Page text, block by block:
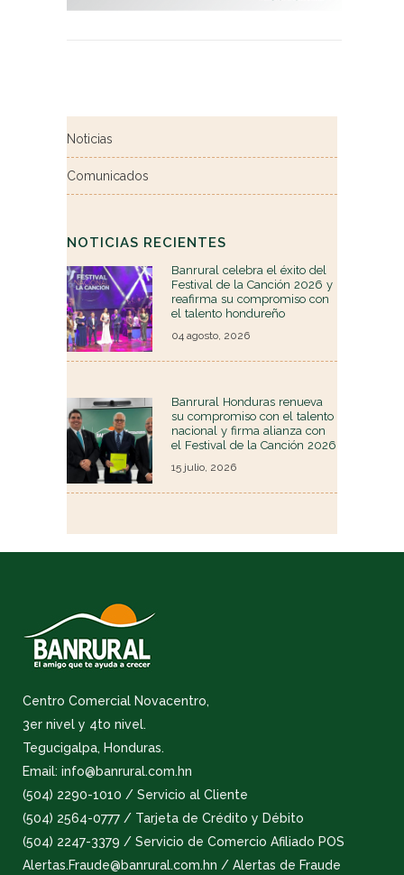
Noticias
Comunicados
NOTICIAS RECIENTES
Banrural celebra el éxito del
Festival de la Canción 2026 y
reafirma su compromiso con
el talento hondureño
04 agosto, 2026
Banrural Honduras renueva
su compromiso con el talento
nacional y firma alianza con
el Festival de la Canción 2026
15 julio, 2026
Centro Comercial Novacentro,
3er nivel y 4to nivel.
Tegucigalpa, Honduras.
Email: info@banrural.com.hn
(504) 2290-1010 / Servicio al Cliente
(504) 2564-0777 / Tarjeta de Crédito y Débito
(504) 2247-3379 / Servicio de Comercio Afiliado POS
Alertas.Fraude@banrural.com.hn / Alertas de Fraude